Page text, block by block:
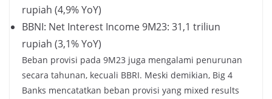
rupiah (4,9% YoY)
BBNI: Net Interest Income 9M23: 31,1 triliun
rupiah (3,1% YoY)
Beban provisi pada 9M23 juga mengalami penurunan
secara tahunan, kecuali BBRI. Meski demikian, Big 4
Banks mencatatkan beban provisi yang mixed results